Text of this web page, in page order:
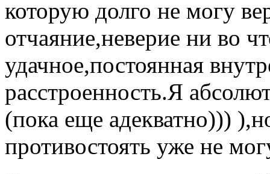
которую долго не могу
отчаяние,неверие ни во
удачное,постоянная
расстроенность.Я
(пока еще адекватно)))
противостоять уже не